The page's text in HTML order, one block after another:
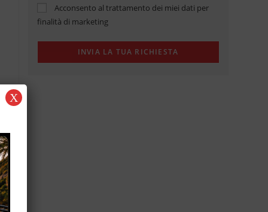
Acconsento al trattamento dei miei dati per
finalità di marketing
X